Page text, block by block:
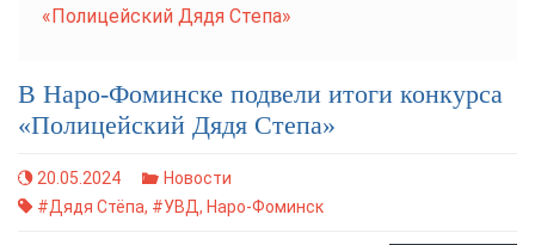
«Полицейский Дядя Степа»
В Наро-Фоминске подвели итоги конкурса
«Полицейский Дядя Степа»
20.05.2024
Новости
#Дядя Стёпа, #УВД , Наро-Фоминск